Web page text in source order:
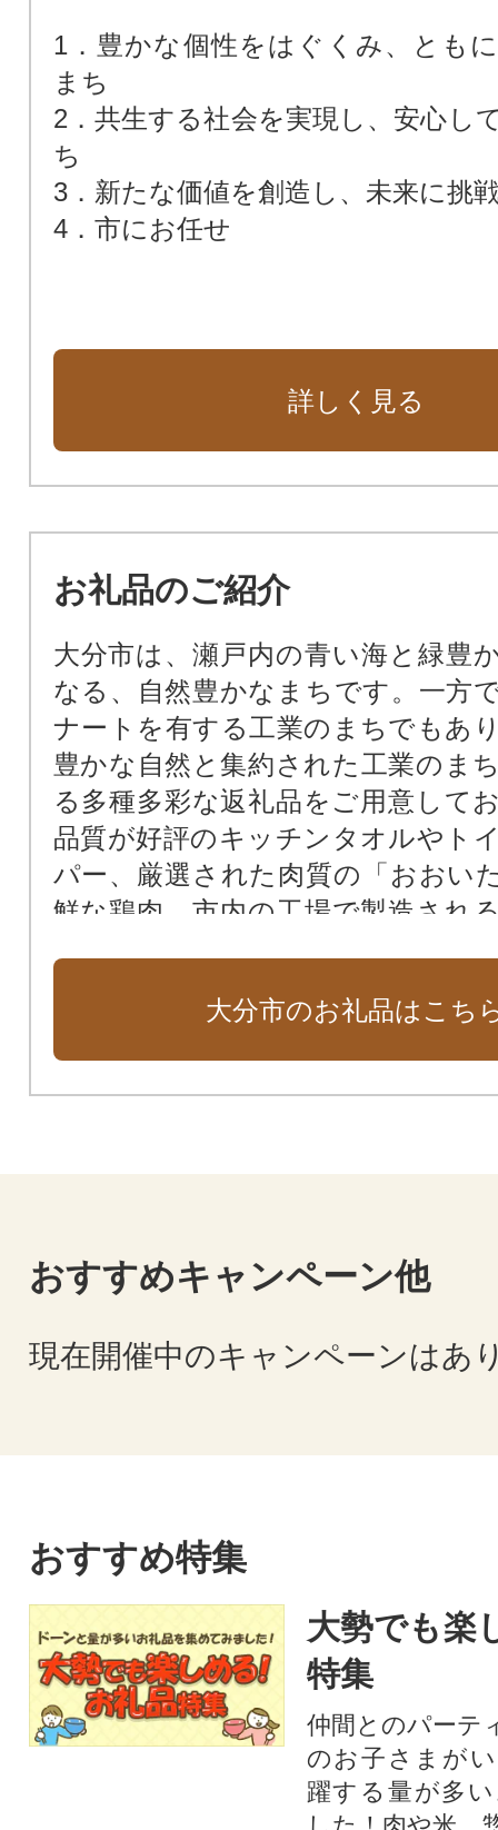
1．豊かな個性をはぐくみ、とも
まち
2．共生する社会を実現し、安心し
ち
3．新たな価値を創造し、未来に挑
4．市にお任せ
詳しく見る
お礼品のご紹介
大分市は、瀬戸内の青い海と緑豊
なる、自然豊かなまちです。一方
ナートを有する工業のまちでもあ
豊かな自然と集約された工業のま
る多種多彩な返礼品をご用意して
品質が好評のキッチンタオルやト
パー、厳選された肉質の「おおい
鮮な鶏肉、市内の工場で製造され
取り揃えました。大分の自然の恵
が詰まった特産品を通じて、地域
ていただけます。
大分市のお礼品はこち
おすすめキャンペーン他
現在開催中のキャンペーンはあ
おすすめ特集
大勢でも楽
特集
仲間とのパーテ
のお子さまが
躍する量が多